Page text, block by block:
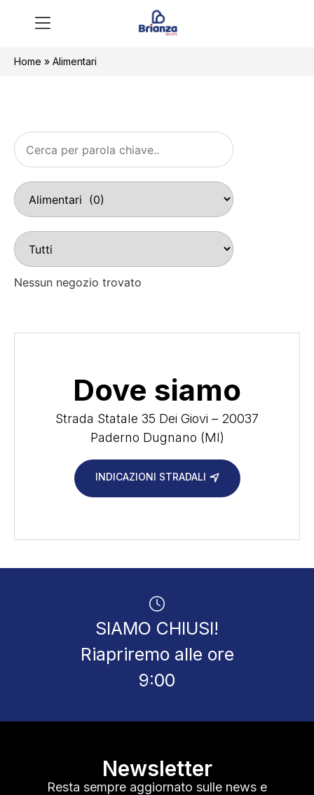
Home » Alimentari
Nessun negozio trovato
Dove siamo
Strada Statale 35 Dei Giovi – 20037
Paderno Dugnano (MI)
INDICAZIONI STRADALI
SIAMO CHIUSI!
Riapriremo alle ore
9:00
Newsletter
Resta sempre aggiornato sulle news e